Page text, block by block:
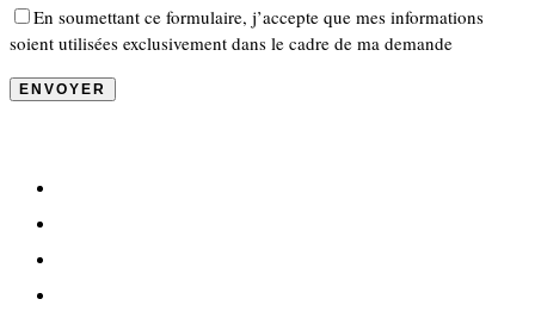
En soumettant ce formulaire, j’accepte que mes informations
soient utilisées exclusivement dans le cadre de ma demande